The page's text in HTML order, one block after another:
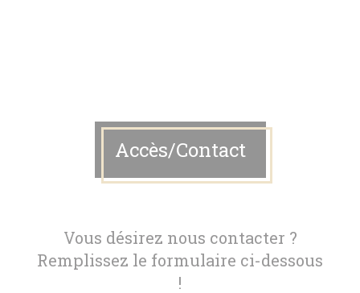
Accès/Contact
Vous désirez nous contacter ?
Remplissez le formulaire ci-dessous
!